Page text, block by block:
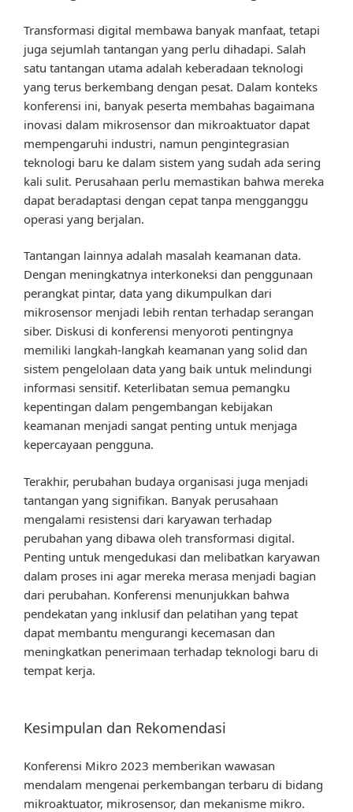
Transformasi digital membawa banyak manfaat, tetapi
juga sejumlah tantangan yang perlu dihadapi. Salah
satu tantangan utama adalah keberadaan teknologi
yang terus berkembang dengan pesat. Dalam konteks
konferensi ini, banyak peserta membahas bagaimana
inovasi dalam mikrosensor dan mikroaktuator dapat
mempengaruhi industri, namun pengintegrasian
teknologi baru ke dalam sistem yang sudah ada sering
kali sulit. Perusahaan perlu memastikan bahwa mereka
dapat beradaptasi dengan cepat tanpa mengganggu
operasi yang berjalan.
Tantangan lainnya adalah masalah keamanan data.
Dengan meningkatnya interkoneksi dan penggunaan
perangkat pintar, data yang dikumpulkan dari
mikrosensor menjadi lebih rentan terhadap serangan
siber. Diskusi di konferensi menyoroti pentingnya
memiliki langkah-langkah keamanan yang solid dan
sistem pengelolaan data yang baik untuk melindungi
informasi sensitif. Keterlibatan semua pemangku
kepentingan dalam pengembangan kebijakan
keamanan menjadi sangat penting untuk menjaga
kepercayaan pengguna.
Terakhir, perubahan budaya organisasi juga menjadi
tantangan yang signifikan. Banyak perusahaan
mengalami resistensi dari karyawan terhadap
perubahan yang dibawa oleh transformasi digital.
Penting untuk mengedukasi dan melibatkan karyawan
dalam proses ini agar mereka merasa menjadi bagian
dari perubahan. Konferensi menunjukkan bahwa
pendekatan yang inklusif dan pelatihan yang tepat
dapat membantu mengurangi kecemasan dan
meningkatkan penerimaan terhadap teknologi baru di
tempat kerja.
Kesimpulan dan Rekomendasi
Konferensi Mikro 2023 memberikan wawasan
mendalam mengenai perkembangan terbaru di bidang
mikroaktuator, mikrosensor, dan mekanisme mikro.